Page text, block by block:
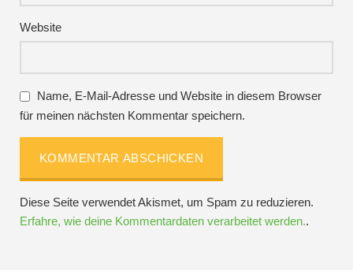
Website
Name, E-Mail-Adresse und Website in diesem Browser
für meinen nächsten Kommentar speichern.
Diese Seite verwendet Akismet, um Spam zu reduzieren.
Erfahre, wie deine Kommentardaten verarbeitet werden..